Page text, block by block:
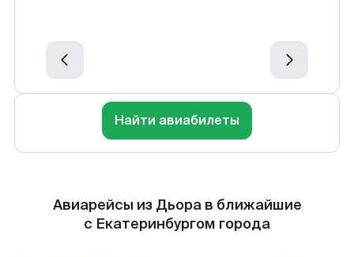
Найти авиабилеты
Авиарейсы из Дьора в ближайшие
с Екатеринбургом города